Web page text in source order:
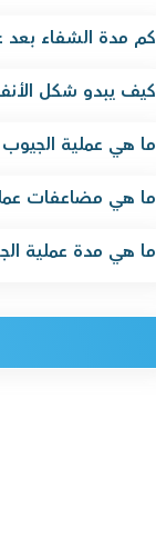
كم مدة الشفاء بعد
كيف يبدو شكل
ما هي عملية
ما هي مضاعفات
ما هي مدة عملية